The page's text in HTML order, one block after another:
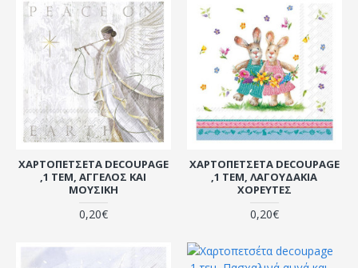
ΧΑΡΤΟΠΕΤΣΈΤΑ DECOUPAGE
,1 ΤΕΜ, ΆΓΓΕΛΟΣ ΚΑΙ
ΜΟΥΣΙΚΉ
0,20€
ΧΑΡΤΟΠΕΤΣΈΤΑ DECOUPAGE
,1 ΤΕΜ, ΛΑΓΟΥΔΆΚΙΑ
ΧΟΡΕΥΤΈΣ
0,20€